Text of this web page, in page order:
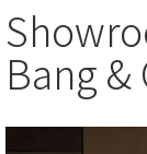
Bang